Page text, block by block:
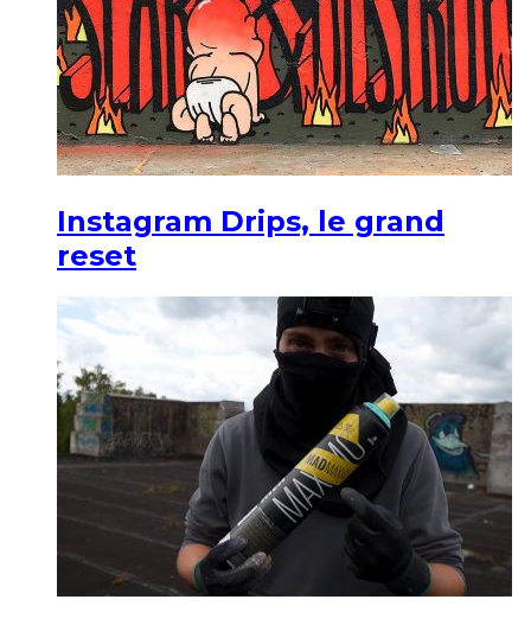
Instagram Drips, le grand
reset